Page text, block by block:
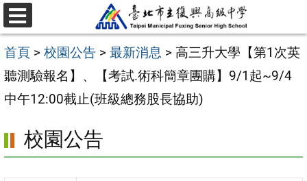
跳
至
主
要
內
區
選
單
首頁 > 校園公告 > 最新消息 > 高三升大學【第1次英
聽測驗報名】、【考試.術科簡章團購】9/1起~9/4
中午12:00截止(班級總務股長協助)
校園公告